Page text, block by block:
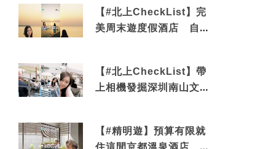
【#北上CheckList】完
美周末遊度假酒店 自帶
【#北上CheckList】帶
上相機發掘深圳南山文藝
【#精明遊】預算有限就
住這間京都溫泉酒店 車